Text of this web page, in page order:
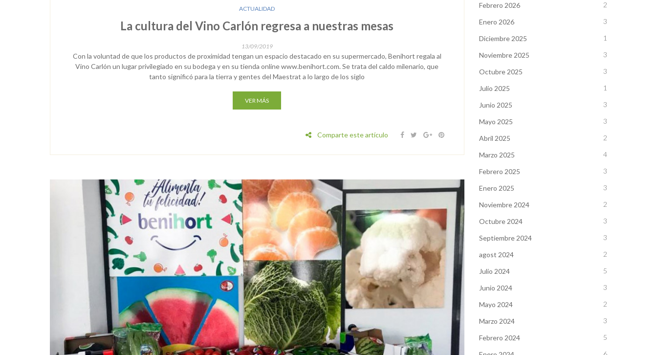
ACTUALIDAD
La cultura del Vino Carlón regresa a nuestras mesas
13/09/2019
Con la voluntad de que los productos de proximidad tengan un espacio destacado en su supermercado, Benihort regala al
Vino Carlón un lugar privilegiado en su bodega y en su tienda online www.benihort.com. Se trata del caldo milenario, que
tanto significó para la tierra y gentes del Maestrat a lo largo de los siglo
VER MÁS
Comparte este artículo
Febrero 2026 2
Enero 2026 3
Diciembre 2025 1
Noviembre 2025 3
Octubre 2025 3
Julio 2025 1
Junio 2025 3
Mayo 2025 3
Abril 2025 2
Marzo 2025 4
Febrero 2025 3
Enero 2025 3
Noviembre 2024 2
Octubre 2024 3
Septiembre 2024 3
agost 2024 2
Julio 2024 5
Junio 2024 3
Mayo 2024 2
Marzo 2024 3
Febrero 2024 5